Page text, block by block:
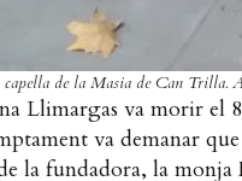
capella de la Masia de Can
Llimargas va morir el
va demanar
la fundadora, la monja